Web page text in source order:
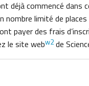
déjà commencé dans
nombre limité de
payer des frais
le site webw2de